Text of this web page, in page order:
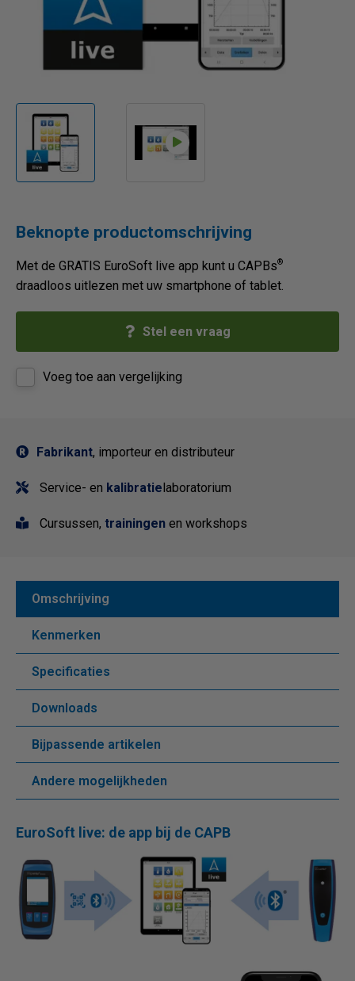
Beknopte productomschrijving
Met de GRATIS EuroSoft live app kunt u CAPBs®
draadloos uitlezen met uw smartphone of tablet.
Stel een vraag
Voeg toe aan vergelijking
Fabrikant, importeur en distributeur
Service- en kalibratielaboratorium
Cursussen, trainingen en workshops
Omschrijving
Kenmerken
Specificaties
Downloads
Bijpassende artikelen
Andere mogelijkheden
EuroSoft live: de app bij de CAPB